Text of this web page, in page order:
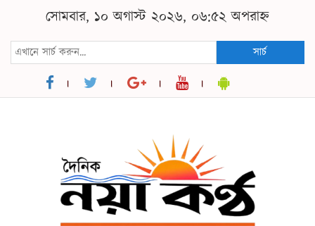
সোমবার, ১০ অগাস্ট ২০২৬, ০৬:৫২ অপরাহ্ন
সার্চ